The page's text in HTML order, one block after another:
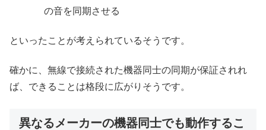
の音を同期させる
といったことが考えられているそうです。
確かに、無線で接続された機器同士の同期が保証されれ
ば、できることは格段に広がりそうです。
異なるメーカーの機器同士でも動作するこ